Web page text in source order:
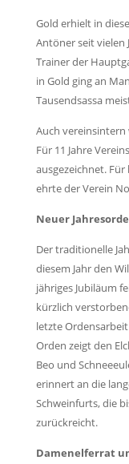
Gold erhielt in
Antöner seit vielen
Trainer der
in Gold ging an
Tausendsassa
Auch
Für 11 Jahre
ausgezeichnet.
ehrte der Verein
Neuer
Der traditionelle
diesem Jahr den
jähriges Jubiläum
kürzlich
letzte
Orden zeigt den
Beo und
erinnert an die
Schweinfurts, die
zurückreicht.
Damenelferrat